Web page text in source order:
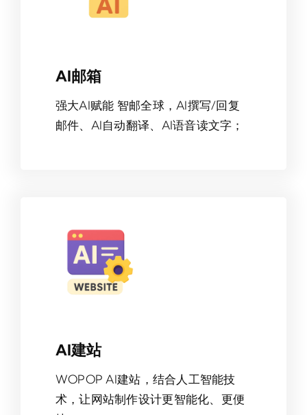
AI邮箱
强大AI赋能 智邮全球，AI撰写/回复
邮件、AI自动翻译、AI语音读文字；
AI建站
WOPOP AI建站，结合人工智能技
术，让网站制作设计更智能化、更便